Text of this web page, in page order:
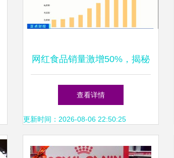
网红食品销量激增50%，揭秘
背后消费新趋势
查看详情
更新时间：2026-08-06 22:50:25